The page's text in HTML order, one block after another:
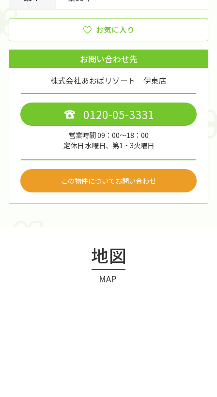
お気に入り
お問い合わせ先
株式会社あおばリゾート 伊東店
0120-05-3331
営業時間 09：00～18：00
定休日 水曜日、第1・3火曜日
この物件についてお問い合わせ
地図
MAP